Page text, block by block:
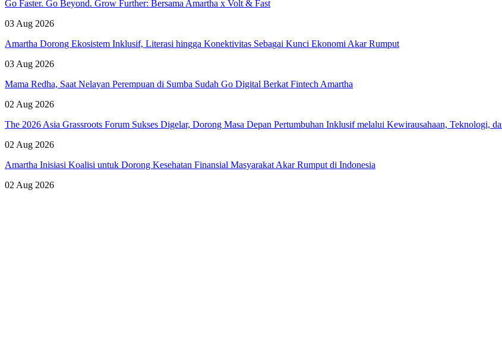
Go Faster. Go Beyond. Grow Further: Bersama Amartha x Volt & Fast
03 Aug 2026
Amartha Dorong Ekosistem Inklusif, Literasi hingga Konektivitas Sebagai Kunci Ekonomi Akar Rumput
03 Aug 2026
Mama Redha, Saat Nelayan Perempuan di Sumba Sudah Go Digital Berkat Fintech Amartha
02 Aug 2026
The 2026 Asia Grassroots Forum Sukses Digelar, Dorong Masa Depan Pertumbuhan Inklusif melalui Kewirausahaan, Teknologi,
02 Aug 2026
Amartha Inisiasi Koalisi untuk Dorong Kesehatan Finansial Masyarakat Akar Rumput di Indonesia
02 Aug 2026